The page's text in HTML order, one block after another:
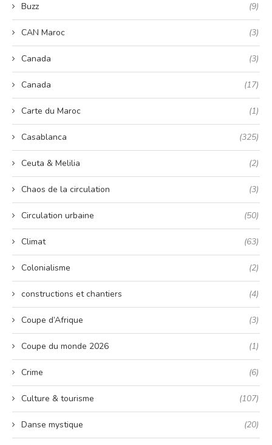
Buzz (9)
CAN Maroc (3)
Canada (3)
Canada (17)
Carte du Maroc (1)
Casablanca (325)
Ceuta & Melilia (2)
Chaos de la circulation (3)
Circulation urbaine (50)
Climat (63)
Colonialisme (2)
constructions et chantiers (4)
Coupe d’Afrique (3)
Coupe du monde 2026 (1)
Crime (6)
Culture & tourisme (107)
Danse mystique (20)